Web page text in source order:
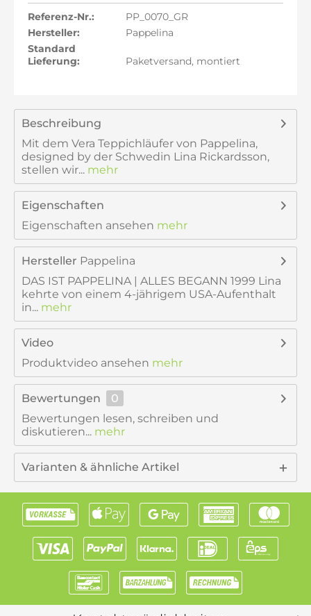
Referenz-Nr.:
PP_0070_GR
Hersteller:
Pappelina
Standard
Lieferung:
Paketversand, montiert
Beschreibung
Mit dem Vera Teppichläufer von Pappelina,
designed by der Schwedin Lina Rickardsson,
stellen wir... mehr
Eigenschaften
Eigenschaften ansehen mehr
Hersteller Pappelina
DAS IST PAPPELINA | ALLES BEGANN 1999 Lina
kehrte von einem 4-jährigem USA-Aufenthalt
in... mehr
Video
Produktvideo ansehen mehr
Bewertungen
0
Bewertungen lesen, schreiben und
diskutieren... mehr
Varianten & ähnliche Artikel